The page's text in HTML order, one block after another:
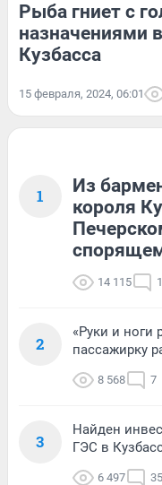
Рыба гниет с
назначениями
Кузбасса
15 февраля, 2024, 06:01
1
Из
короля
14 115
2
«Руки и ноги
пассажирку
8 568 7
3
Найден
ГЭС в
6 497 35